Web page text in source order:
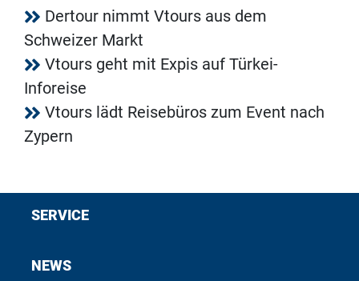
Dertour nimmt Vtours aus dem
Schweizer Markt
Vtours geht mit Expis auf Türkei-
Inforeise
Vtours lädt Reisebüros zum Event nach
Zypern
SERVICE
NEWS